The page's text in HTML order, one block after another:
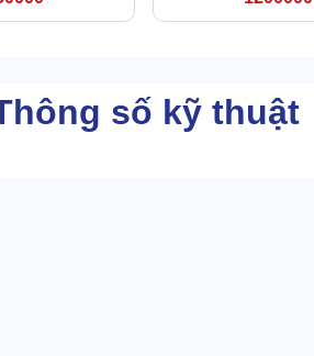
số kỹ thuật